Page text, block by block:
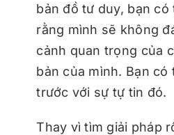
bản đồ tư duy, bạn có
rằng mình sẽ không
cảnh quan trọng của
bản của mình. Bạn có
trước với sự tự tin đó.
Thay vì tìm giải pháp